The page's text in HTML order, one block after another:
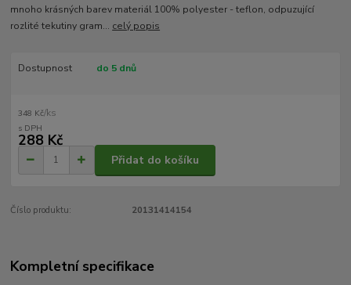
mnoho krásných barev materiál 100% polyester - teflon, odpuzující
rozlité tekutiny gram... celý popis
Dostupnost do 5 dnů
348 Kč/ks
288 Kč
Přidat do košíku
Číslo produktu: 20131414154
Kompletní specifikace